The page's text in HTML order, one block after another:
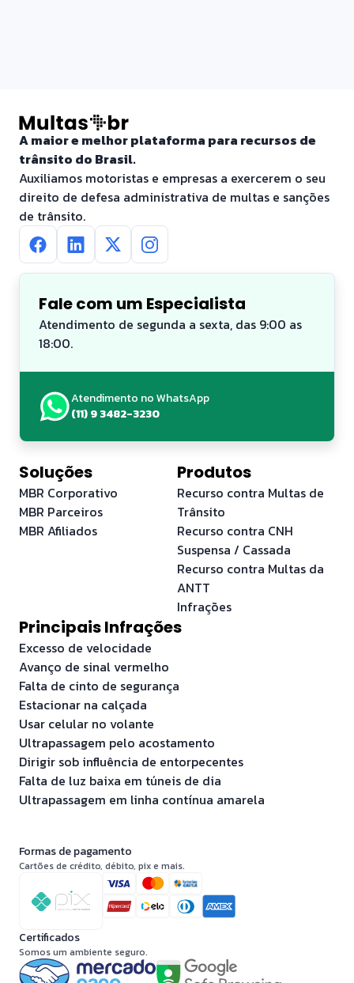
A maior e melhor plataforma para recursos de
trânsito do Brasil.
Auxiliamos motoristas e empresas a exercerem o seu
direito de defesa administrativa de multas e sanções
de trânsito.
Fale com um Especialista
Atendimento de segunda a sexta, das 9:00 as
18:00.
Atendimento no WhatsApp
(11) 9 3482-3230
Soluções
MBR Corporativo
MBR Parceiros
MBR Afiliados
Produtos
Recurso contra Multas de
Trânsito
Recurso contra CNH
Suspensa / Cassada
Recurso contra Multas da
ANTT
Infrações
Principais Infrações
Excesso de velocidade
Avanço de sinal vermelho
Falta de cinto de segurança
Estacionar na calçada
Usar celular no volante
Ultrapassagem pelo acostamento
Dirigir sob influência de entorpecentes
Falta de luz baixa em túneis de dia
Ultrapassagem em linha contínua amarela
Formas de pagamento
Cartões de crédito, débito, pix e mais.
Certificados
Somos um ambiente seguro.